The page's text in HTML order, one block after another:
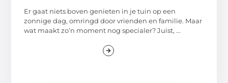
Er gaat niets boven genieten in je tuin op een
zonnige dag, omringd door vrienden en familie. Maar
wat maakt zo’n moment nog specialer? Juist, ...